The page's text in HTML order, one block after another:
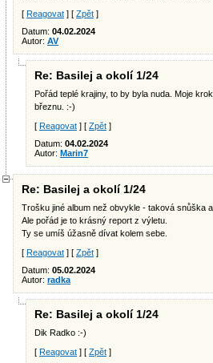
[ Reagovat ] [ Zpět ]
Datum: 04.02.2024
Autor: AV
Re: Basilej a okolí 1/24
Pořád teplé krajiny, to by byla nuda. Moje
březnu. :-)
[ Reagovat ] [ Zpět ]
Datum: 04.02.2024
Autor: Marin7
Re: Basilej a okolí 1/24
Trošku jiné album než obvykle - taková snůška
Ale pořád je to krásný report z výletu.
Ty se umíš úžasně dívat kolem sebe.
[ Reagovat ] [ Zpět ]
Datum: 05.02.2024
Autor: radka
Re: Basilej a okolí 1/24
Dik Radko :-)
[ Reagovat ] [ Zpět ]